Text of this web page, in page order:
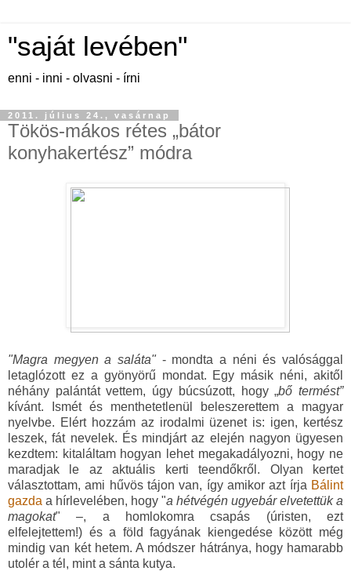
"saját levében"
enni - inni - olvasni - írni
2011. július 24., vasárnap
Tökös-mákos rétes „bátor
konyhakertész” módra
"Magra megyen a saláta"- mondta a néni és valósággal
letaglózott ez a gyönyörű mondat. Egy másik néni, akitől
néhány palántát vettem, úgy búcsúzott, hogy „bő termést”
kívánt. Ismét és menthetetlenül beleszerettem a magyar
nyelvbe. Elért hozzám az irodalmi üzenet is: igen, kertész
leszek, fát nevelek. És mindjárt az elején nagyon ügyesen
kezdtem: kitaláltam hogyan lehet megakadályozni, hogy ne
maradjak le az aktuális kerti teendőkről. Olyan kertet
választottam, ami hűvös tájon van, így amikor azt írja Bálint
gazda a hírlevelében, hogy "a hétvégén ugyebár elvetettük a
magokat" –, a homlokomra csapás (úristen, ezt
elfelejtettem!) és a föld fagyának kiengedése között még
mindig van két hetem. A módszer hátránya, hogy hamarabb
utolér a tél, mint a sánta kutya.